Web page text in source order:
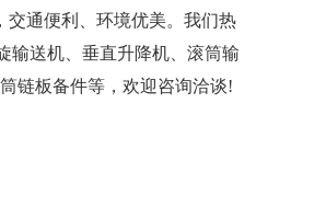
交通便利、环境优美。我们热
输送机、垂直升降机、滚筒输
链板备件等，欢迎咨询洽谈!